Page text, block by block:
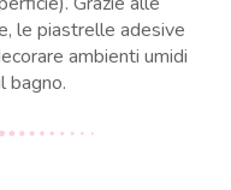
le piastrelle adesive
ambienti umidi
bagno.